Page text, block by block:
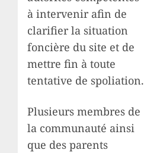
à intervenir afin de
clarifier la situation
foncière du site et de
mettre fin à toute
tentative de spoliation.
Plusieurs membres de
la communauté ainsi
que des parents